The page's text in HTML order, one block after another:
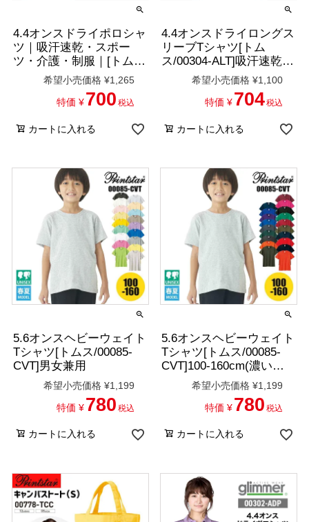
4.4オンスドライポロシャ
ツ｜吸汗速乾・スポー
ツ・介護・制服｜[トム
ス/00302-ADP]120-150
希望小売価格 ¥1,265
特価 ¥ 700 税込
カートに入れる
4.4オンスドライロングス
リーブTシャツ[トム
ス/00304-ALT]吸汗速乾/
男女兼用希望小売価格 ¥1,100
特価 ¥ 704税込
カートに入れる
5.6オンスヘビーウェイト
Tシャツ[トムス/00085-
CVT]男女兼用
希望小売価格 ¥1,199
特価 ¥ 780 税込
カートに入れる
5.6オンスヘビーウェイト
Tシャツ[トムス/00085-
CVT]100-160cm(濃いカ
希望小売価格 ¥1,199
特価 ¥ 780 税込
カートに入れる